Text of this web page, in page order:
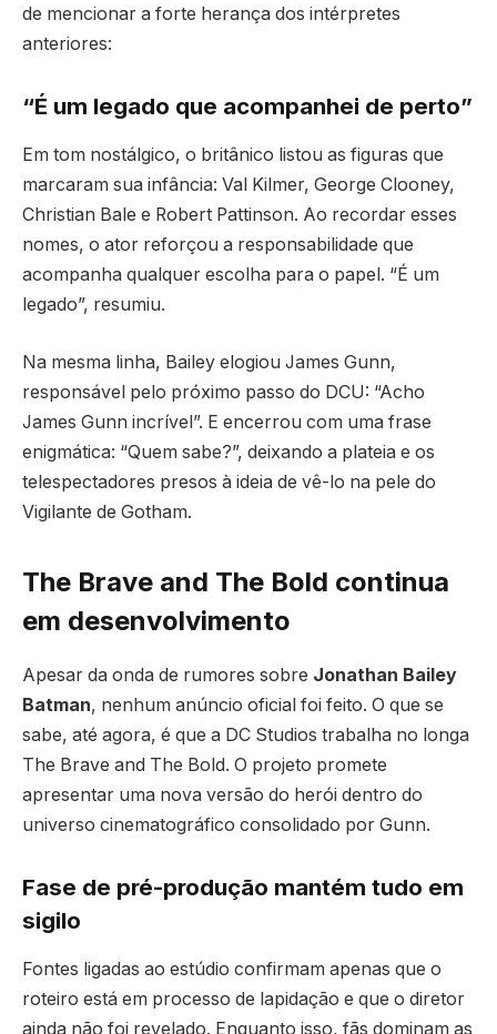
de mencionar a forte herança dos intérpretes
anteriores:
“É um legado que acompanhei de perto”
Em tom nostálgico, o britânico listou as figuras que
marcaram sua infância: Val Kilmer, George Clooney,
Christian Bale e Robert Pattinson. Ao recordar esses
nomes, o ator reforçou a responsabilidade que
acompanha qualquer escolha para o papel. “É um
legado”, resumiu.
Na mesma linha, Bailey elogiou James Gunn,
responsável pelo próximo passo do DCU: “Acho
James Gunn incrível”. E encerrou com uma frase
enigmática: “Quem sabe?”, deixando a plateia e os
telespectadores presos à ideia de vê-lo na pele do
Vigilante de Gotham.
The Brave and The Bold continua
em desenvolvimento
Apesar da onda de rumores sobre Jonathan Bailey
Batman, nenhum anúncio oficial foi feito. O que se
sabe, até agora, é que a DC Studios trabalha no longa
The Brave and The Bold. O projeto promete
apresentar uma nova versão do herói dentro do
universo cinematográfico consolidado por Gunn.
Fase de pré-produção mantém tudo em
sigilo
Fontes ligadas ao estúdio confirmam apenas que o
roteiro está em processo de lapidação e que o diretor
ainda não foi revelado. Enquanto isso, fãs dominam as